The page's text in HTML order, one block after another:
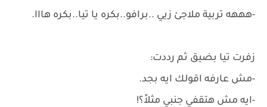
-هههه تربية ملاجئ زيي ..برافو..بكره يا تيا..بكره هااا.
زفرت تيا بضيق ثم رددت:
-مش عارفه اقولك ايه بجد.
-ايه مش هتقفي جنبي مثلاً؟!